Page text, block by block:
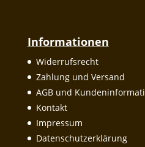
Informationen
Widerrufsrecht
Zahlung und Versand
AGB und
Kontakt
Impressum
Datenschutzerklärung